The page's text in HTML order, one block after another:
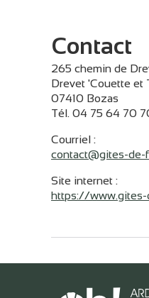
Contact
265 chemin de
Drevet 'Couette et
07410 Bozas
Tél. 04 75 64 70
Courriel :
contact@gites-de-
Site internet :
https://www.gites-